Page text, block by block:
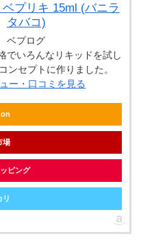
ベプリキ 15ml (バニラ
タバコ)
ベプログ
でいろんなリキッドを試し
ンセプトに作りました。
ー・口コミを見る
場
ピング
リ